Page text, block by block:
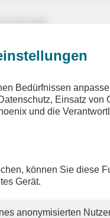
Bedürfnissen
Einsatz von
und die
können Sie diese
Gerät.
anonymisierten